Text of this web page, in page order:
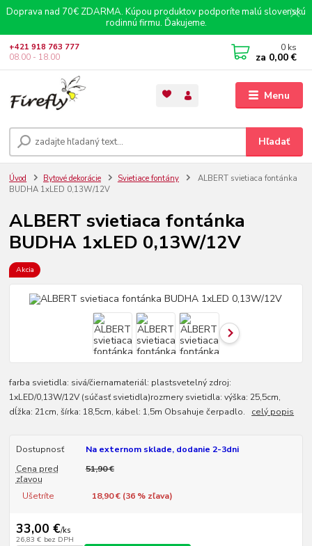
Doprava nad 70€ ZDARMA. Kúpou produktov podporíte malú slovenskú
rodinnú firmu. Ďakujeme.
Menu
Hľadať
+421 918 763 777
08.00 - 18.00
0 ks
za 0,00 €
Úvod Bytové dekorácie Svietiace fontány
ALBERT svietiaca fontánka
BUDHA 1xLED 0,13W/12V
ALBERT svietiaca fontánka
BUDHA 1xLED 0,13W/12V
Akcia
farba svietidla: sivá/čiernamateriál: plastsvetelný zdroj:
1xLED/0,13W/12V (súčasť svietidla)rozmery svietidla: výška: 25,5cm,
dĺžka: 21cm, šírka: 18,5cm, kábel: 1,5m Obsahuje čerpadlo. celý popis
Dostupnosť
Na externom sklade, dodanie 2-3dni
Cena pred
zľavou
51,90 €
Ušetríte 18,90 € (36% zľava)
33,00 €/ks
26,83 € bez DPH